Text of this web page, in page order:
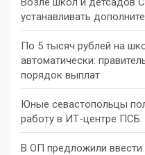
устанавливать
По 5 тысяч рублей на
автоматически:
порядок выплат
Юные севастопольцы
работу в ИТ-центре ПСБ
В ОП предложили ввести